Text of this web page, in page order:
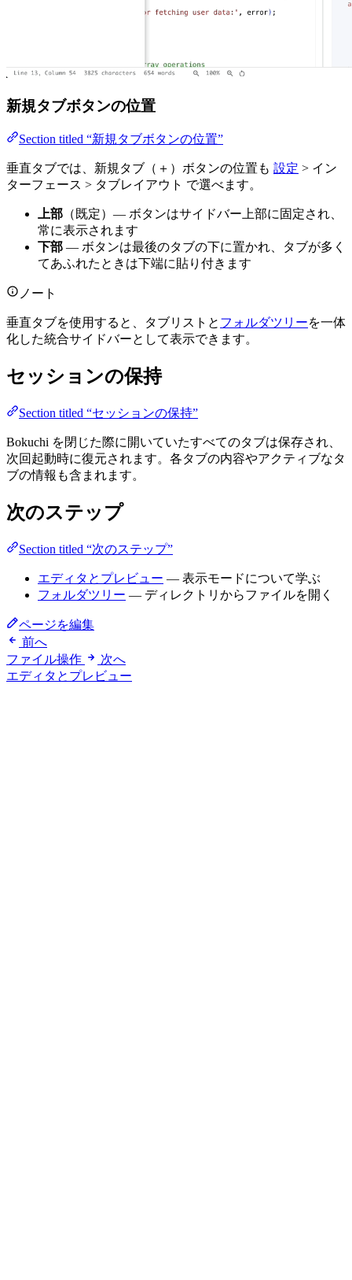
新規タブボタンの位置
Section titled “新規タブボタンの位置”
垂直タブでは、新規タブ（＋）ボタンの位置も 設定 > イン
ターフェース > タブレイアウト で選べます。
上部 （既定）— ボタンはサイドバー上部に固定され、
常に表示されます
下部 — ボタンは最後のタブの下に置かれ、タブが多く
てあふれたときは下端に貼り付きます
ノート
垂直タブを使用すると、タブリストと フォルダツリーを一体
化した統合サイドバーとして表示できます。
セッションの保持
Section titled “セッションの保持”
Bokuchi を閉じた際に開いていたすべてのタブは保存され、
次回起動時に復元されます。各タブの内容やアクティブなタ
ブの情報も含まれます。
次のステップ
Section titled “次のステップ”
エディタとプレビュー — 表示モードについて学ぶ
フォルダツリー — ディレクトリからファイルを開く
ページを編集
前へ
ファイル操作
次へ
エディタとプレビュー